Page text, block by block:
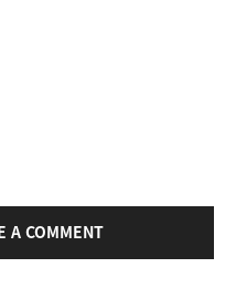
A COMMENT